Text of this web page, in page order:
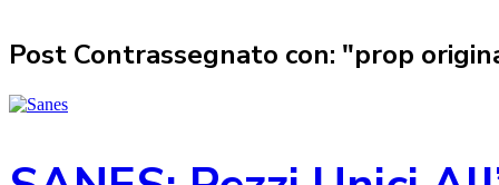
Post Contrassegnato con: "prop